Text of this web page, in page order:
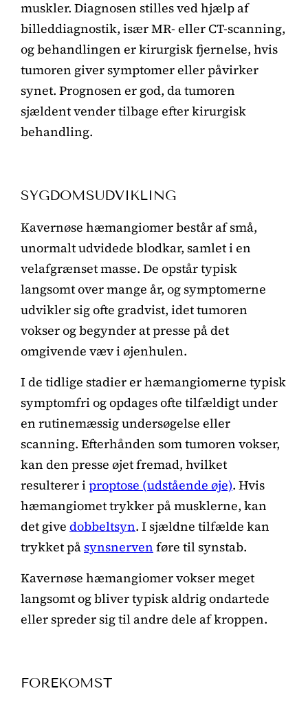
muskler. Diagnosen stilles ved hjælp af
billeddiagnostik, især MR- eller CT-scanning,
og behandlingen er kirurgisk fjernelse, hvis
tumoren giver symptomer eller påvirker
synet. Prognosen er god, da tumoren
sjældent vender tilbage efter kirurgisk
behandling.
SYGDOMSUDVIKLING
Kavernøse hæmangiomer består af små,
unormalt udvidede blodkar, samlet i en
velafgrænset masse. De opstår typisk
langsomt over mange år, og symptomerne
udvikler sig ofte gradvist, idet tumoren
vokser og begynder at presse på det
omgivende væv i øjenhulen.
I de tidlige stadier er hæmangiomerne typisk
symptomfri og opdages ofte tilfældigt under
en rutinemæssig undersøgelse eller
scanning. Efterhånden som tumoren vokser,
kan den presse øjet fremad, hvilket
resulterer iproptose (udstående øje). Hvis
hæmangiomet trykker på musklerne, kan
det give dobbeltsyn. I sjældne tilfælde kan
trykket påsynsnerven føre til synstab.
Kavernøse hæmangiomer vokser meget
langsomt og bliver typisk aldrig ondartede
eller spreder sig til andre dele af kroppen.
FOREKOMST